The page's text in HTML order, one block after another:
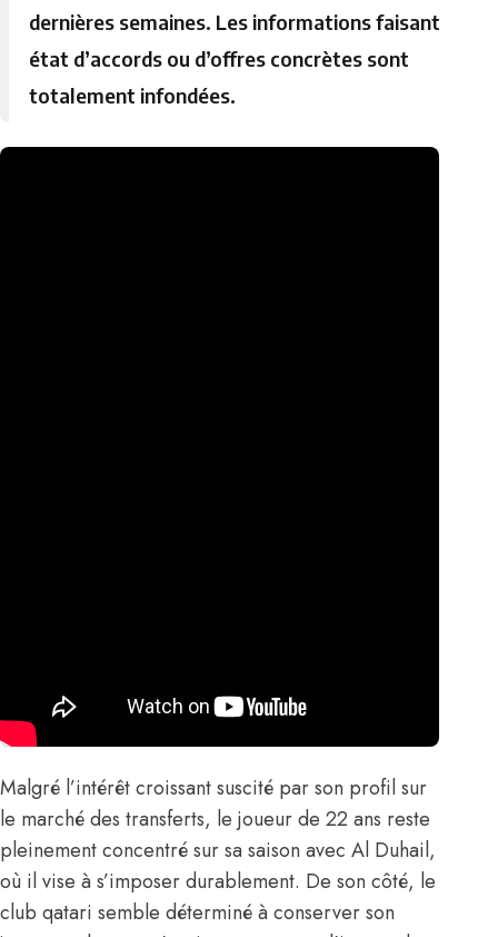
dernières semaines. Les informations faisant
état d’accords ou d’offres concrètes sont
totalement infondées.
Malgré l’intérêt croissant suscité par son profil sur
le marché des transferts, le joueur de 22 ans reste
pleinement concentré sur sa saison avec Al Duhail,
où il vise à s’imposer durablement. De son côté, le
club qatari semble déterminé à conserver son